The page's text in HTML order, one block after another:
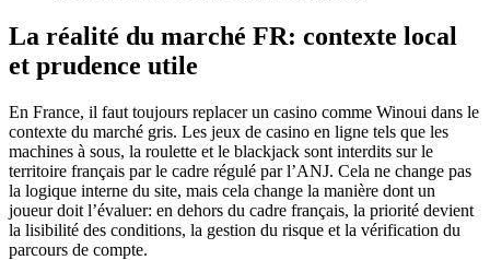
La réalité du marché FR: contexte local
et prudence utile
En France, il faut toujours replacer un casino comme Winoui dans le
contexte du marché gris. Les jeux de casino en ligne tels que les
machines à sous, la roulette et le blackjack sont interdits sur le
territoire français par le cadre régulé par l’ANJ. Cela ne change pas
la logique interne du site, mais cela change la manière dont un
joueur doit l’évaluer: en dehors du cadre français, la priorité devient
la lisibilité des conditions, la gestion du risque et la vérification du
parcours de compte.